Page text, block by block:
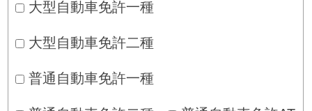
大型自動車免許一種
大型自動車免許二種
普通自動車免許一種